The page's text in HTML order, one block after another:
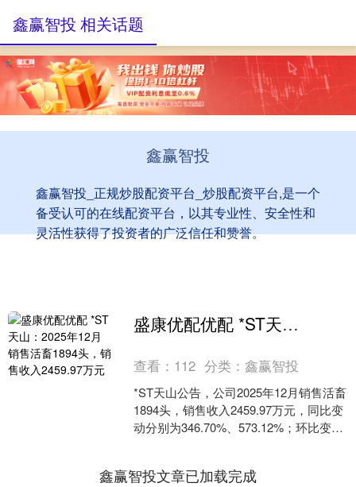
鑫赢智投
鑫赢智投_正规炒股配资平台_炒股配资平台,是一个
备受认可的在线配资平台，以其专业性、安全性和
灵活性获得了投资者的广泛信任和赞誉。
鑫赢智投 相关话题
盛康优配优配 *ST天山：2025年12月销售活畜1894头，销售收入2459.97万元
查看： 112 分类：鑫赢智投
*ST天山公告，公司2025年12月销售活畜
1894头，销售收入2459.97万元，同比变
动分别为346.70%、573.12%；环比变动
鑫赢智投文章已加载完成